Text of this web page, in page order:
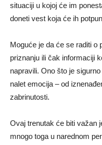
situaciji u kojoj će im
doneti vest koja će ih
Moguće je da će se raditi o
priznanju ili čak informaciji
napravili. Ono što je sigurno
nalet emocija –od
zabrinutosti.
Ovaj trenutak će biti važan
mnogo toga u narednom